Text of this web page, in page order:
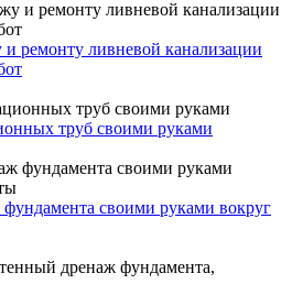
ремонту ливневой канализации
труб своими руками
фундамента своими руками вокруг